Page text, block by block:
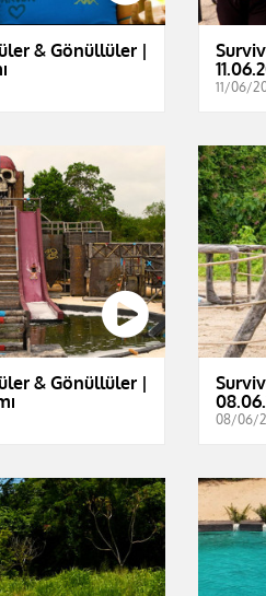
& Gönüllüler |
11/06/
& Gönüllüler |
08/06/